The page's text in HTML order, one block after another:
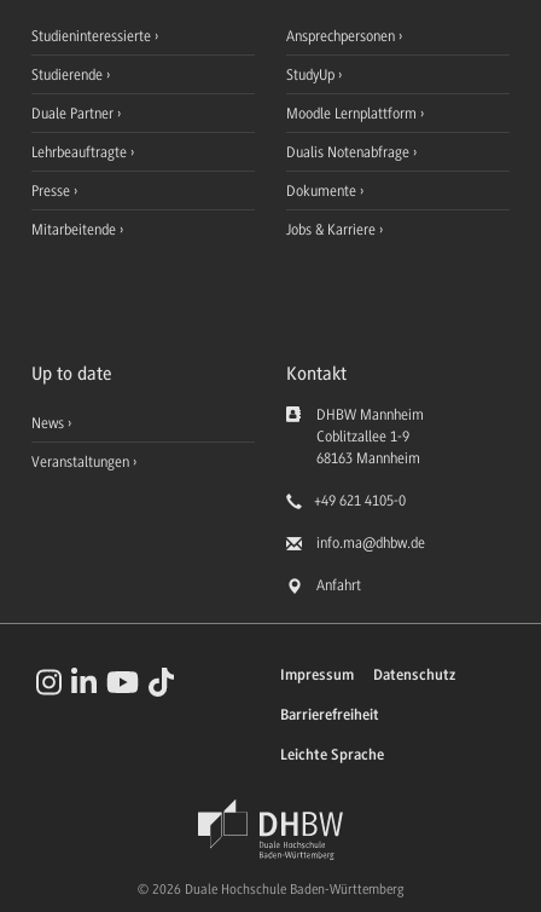
Studieninteressierte
Studierende
Duale Partner
Lehrbeauftragte
Presse
Mitarbeitende
Ansprechpersonen
StudyUp
Moodle Lernplattform
Dualis Notenabfrage
Dokumente
Jobs & Karriere
Up to date
News
Veranstaltungen
Kontakt
DHBW Mannheim
Coblitzallee 1-9
68163 Mannheim
+49 621 4105-0
info.ma@dhbw.de
Anfahrt
Impressum Datenschutz
Barrierefreiheit
Leichte Sprache
© 2026 Duale Hochschule Baden-Württemberg